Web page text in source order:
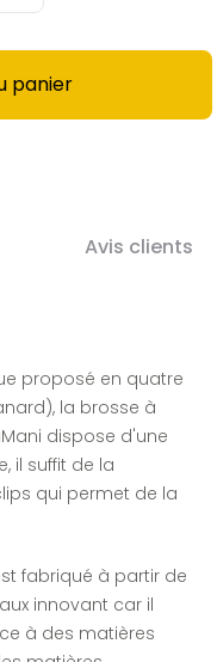
panier
Avis clients
proposé en quatre
la brosse à
dispose d'une
il suffit de la
qui permet de la
fabriqué à partir de
innovant car il
à des matières